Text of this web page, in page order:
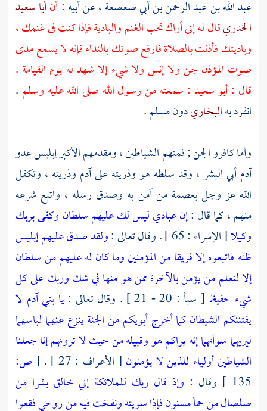
عبد الله بن عبد الرحمن بن أبي صعصعة، عن أبيه :أنأبا سعيد
الخدريقال له إني أراك تحب الغنم والبادية فإذا كنت في غنمك ،
وباديتك فأذنت بالصلاة فارفع صوتك بالنداء فإنه لا يسمع مدى
صوت المؤذن جن ولا إنس ولا شيء إلا شهد له يوم القيامة .
قال :أبو سعيد : سمعته من رسول الله صلى الله عليه وسلم .
انفرد بهالبخاريدونمسلم.
وأما كافرو الجن ; فمنهم الشياطين ، ومقدمهم الأكبر إبليس عدو
آدم أبي البشر ، وقد سلطه هو وذريته علىآدم وذريته ، وتكفل
الله عز وجل بعصمة من آمن به وصدق رسله ، واتبع شرعه
منهم ، كما قال :إن عبادي ليس لك عليهم سلطان وكفى بربك
وكيلا[ الإسراء : 65 ] . وقال تعالى :
ولقد صدق عليهم إبليس
ظنه فاتبعوه إلا فريقا من المؤمنين وما كان له عليهم من سلطان
إلا لنعلم من يؤمن بالآخرة ممن هو منها في شك وربك على كل
شيء حفيظ [ سبأ : 20 - 21 ] . وقال تعالى :
يا بني آدم لا
يفتننكم الشيطان كما أخرج أبويكم من الجنة ينزع عنهما لباسهما
ليريهما سوآتهما إنه يراكم هو وقبيله من حيث لا ترونهم إنا جعلنا
الشياطين أولياء للذين لا يؤمنون [ الأعراف : 27 ] . [ص:
135 ]
وقال : وإذ قال ربك للملائكة إني خالق بشرا من
صلصال من حمأ مسنونفإذا سويته ونفخت فيه من روحي فقعوا